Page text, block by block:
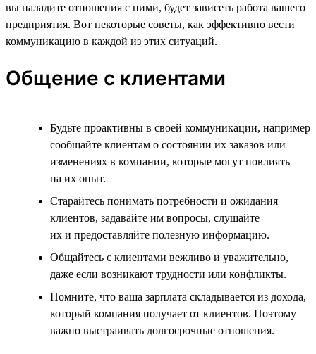
вы наладите отношения с ними, будет зависеть работа вашего
предприятия. Вот некоторые советы, как эффективно вести
коммуникацию в каждой из этих ситуаций.
Общение с клиентами
Будьте проактивны в своей коммуникации, например
сообщайте клиентам о состоянии их заказов или
изменениях в компании, которые могут повлиять
на их опыт.
Старайтесь понимать потребности и ожидания
клиентов, задавайте им вопросы, слушайте
их и предоставляйте полезную информацию.
Общайтесь с клиентами вежливо и уважительно,
даже если возникают трудности или конфликты.
Помните, что ваша зарплата складывается из дохода,
который компания получает от клиентов. Поэтому
важно выстраивать долгосрочные отношения.